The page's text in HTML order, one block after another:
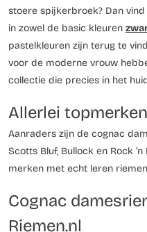
stoere spijkerbroek? Dan
in zowel de basic kleuren
pastelkleuren zijn terug te
voor de moderne vrouw
collectie die precies in het
Allerlei topmerken
Aanraders zijn de cognac
Scotts Bluf, Bullock en Rock
merken met echt leren
Cognac
Riemen.nl